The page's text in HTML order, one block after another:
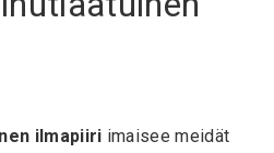
ilmapiiri imaisee meidät